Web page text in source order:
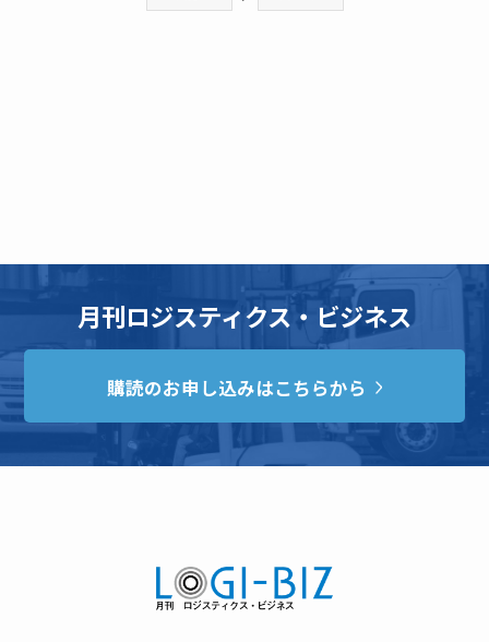
月刊ロジスティクス・ビジネス
購読のお申し込みはこちらから